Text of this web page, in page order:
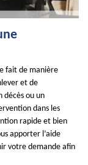
fait de manière
et de
décès ou un
dans les
rapide et bien
apporter l’aide
votre demande afin